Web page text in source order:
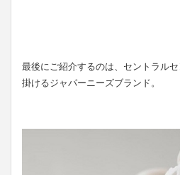
最後にご紹介するのは、セントラル
掛けるジャパーニーズブランド。